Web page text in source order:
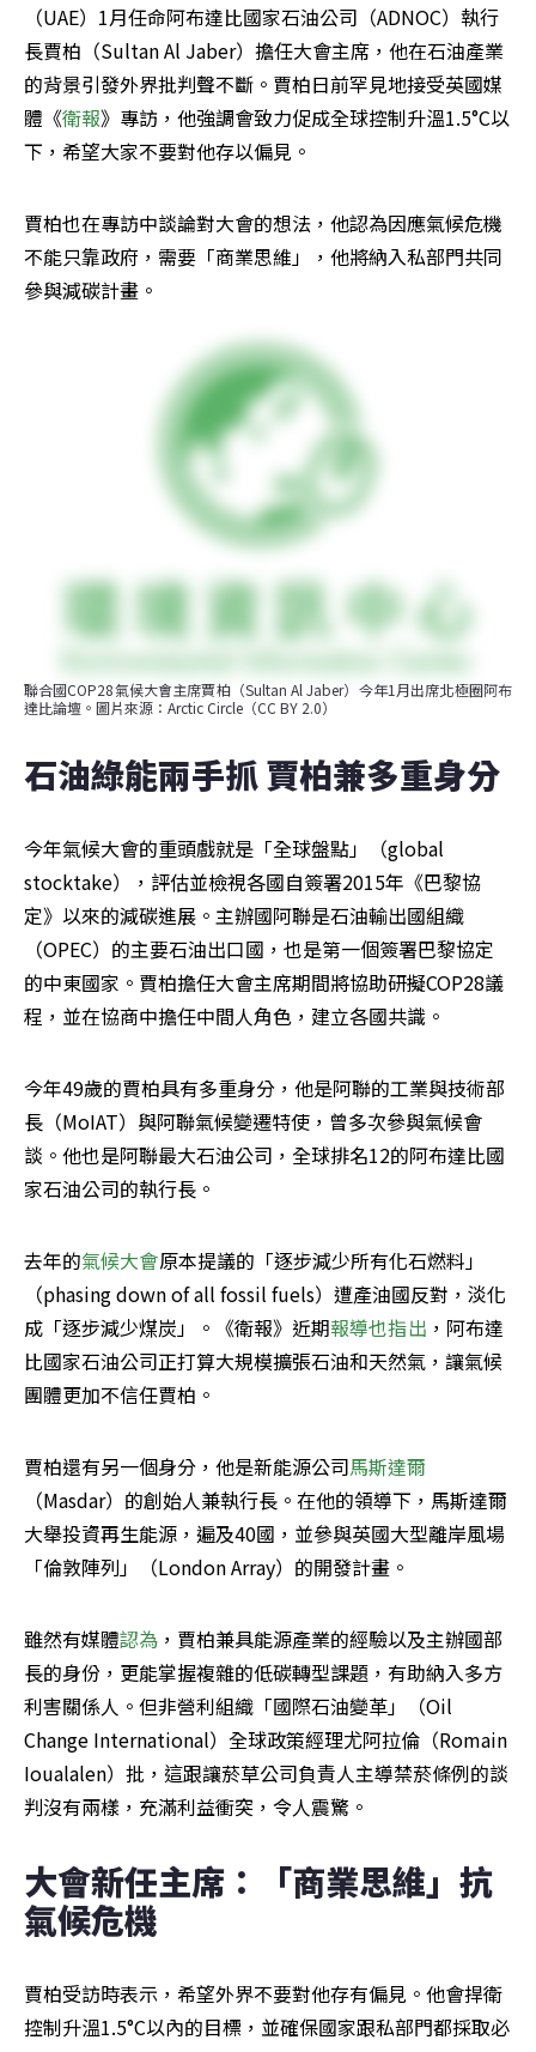
（UAE）1月任命阿布達比國家石油公司（ADNOC）執行
長賈柏（Sultan Al Jaber）擔任大會主席，他在石油產業
的背景引發外界批判聲不斷。賈柏日前罕見地接受英國媒
體《衛報》專訪，他強調會致力促成全球控制升溫1.5°C以
下，希望大家不要對他存以偏見。
賈柏也在專訪中談論對大會的想法，他認為因應氣候危機
不能只靠政府，需要「商業思維」，他將納入私部門共同
參與減碳計畫。
聯合國COP28氣候大會主席賈柏（Sultan Al Jaber）今年1月出席北極圈阿布
達比論壇。圖片來源：Arctic Circle（CC BY 2.0）
石油綠能兩手抓 賈柏兼多重身分
今年氣候大會的重頭戲就是「全球盤點」（global
stocktake），評估並檢視各國自簽署2015年《巴黎協
定》以來的減碳進展。主辦國阿聯是石油輸出國組織
（OPEC）的主要石油出口國，也是第一個簽署巴黎協定
的中東國家。賈柏擔任大會主席期間將協助研擬COP28議
程，並在協商中擔任中間人角色，建立各國共識。
今年49歲的賈柏具有多重身分，他是阿聯的工業與技術部
長（MoIAT）與阿聯氣候變遷特使，曾多次參與氣候會
談。他也是阿聯最大石油公司，全球排名12的阿布達比國
家石油公司的執行長。
去年的氣候大會原本提議的「逐步減少所有化石燃料」
（phasing down of all fossil fuels）遭產油國反對，淡化
成「逐步減少煤炭」。《衛報》近期報導也指出 ，阿布達
比國家石油公司正打算大規模擴張石油和天然氣，讓氣候
團體更加不信任賈柏。
賈柏還有另一個身分，他是新能源公司馬斯達爾
（Masdar）的創始人兼執行長。在他的領導下，馬斯達爾
大舉投資再生能源，遍及40國，並參與英國大型離岸風場
「倫敦陣列」（London Array）的開發計畫。
雖然有媒體認為 ，賈柏兼具能源產業的經驗以及主辦國部
長的身份，更能掌握複雜的低碳轉型課題，有助納入多方
利害關係人。但非營利組織「國際石油變革」（Oil
Change International）全球政策經理尤阿拉倫（Romain
Ioualalen）批，這跟讓菸草公司負責人主導禁菸條例的談
判沒有兩樣，充滿利益衝突，令人震驚。
大會新任主席：「商業思維」抗
氣候危機
賈柏受訪時表示，希望外界不要對他存有偏見。他會捍衛
控制升溫1.5°C以內的目標，並確保國家跟私部門都採取必